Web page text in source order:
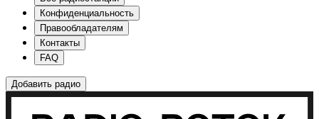
Конфиденциальность
Правообладателям
Контакты
FAQ
Добавить радио